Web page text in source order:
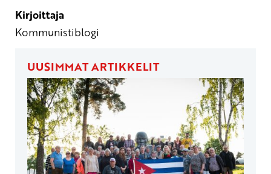
Kirjoittaja
Kommunistiblogi
UUSIMMAT ARTIKKELIT